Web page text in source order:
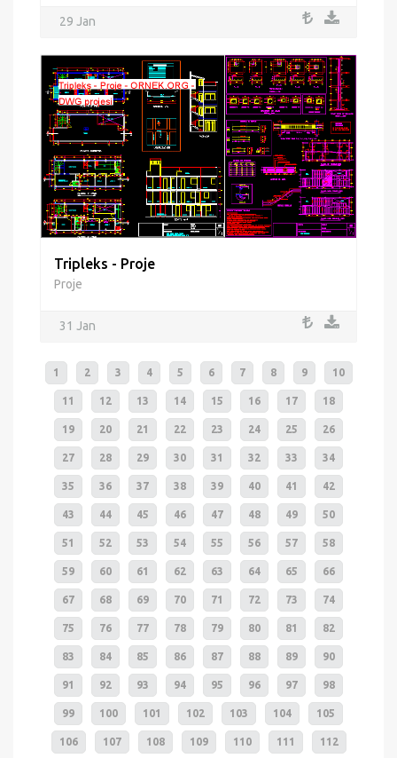
29 Jan
Tripleks - Proje
Proje
31 Jan
1 2 3 4 5 6 7 8 9 10
11 12 13 14 15 16 17 18
19 20 21 22 23 24 25 26
27 28 29 30 31 32 33 34
35 36 37 38 39 40 41 42
43 44 45 46 47 48 49 50
51 52 53 54 55 56 57 58
59 60 61 62 63 64 65 66
67 68 69 70 71 72 73 74
75 76 77 78 79 80 81 82
83 84 85 86 87 88 89 90
91 92 93 94 95 96 97 98
99 100 101 102 103 104 105
106 107 108 109 110 111 112